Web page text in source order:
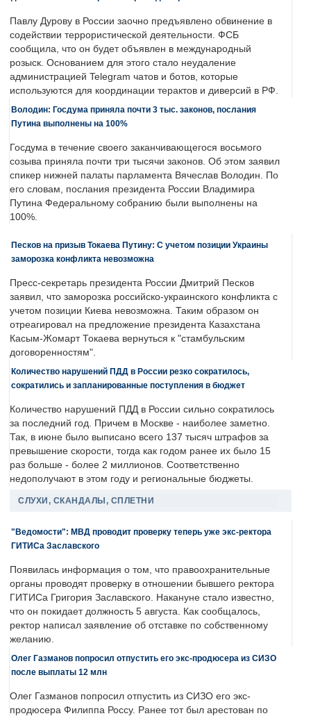
Павлу Дурову в России заочно предъявлено обвинение в
содействии террористической деятельности. ФСБ
сообщила, что он будет объявлен в международный
розыск. Основанием для этого стало неудаление
администрацией Telegram чатов и ботов, которые
используются для координации терактов и диверсий в РФ.
Володин: Госдума приняла почти 3 тыс. законов, послания
Путина выполнены на 100%
Госдума в течение своего заканчивающегося восьмого
созыва приняла почти три тысячи законов. Об этом заявил
спикер нижней палаты парламента Вячеслав Володин. По
его словам, послания президента России Владимира
Путина Федеральному собранию были выполнены на
100%.
Песков на призыв Токаева Путину: С учетом позиции Украины
заморозка конфликта невозможна
Пресс-секретарь президента России Дмитрий Песков
заявил, что заморозка российско-украинского конфликта с
учетом позиции Киева невозможна. Таким образом он
отреагировал на предложение президента Казахстана
Касым-Жомарт Токаева вернуться к "стамбульским
договоренностям".
Количество нарушений ПДД в России резко сократилось,
сократились и запланированные поступления в бюджет
Количество нарушений ПДД в России сильно сократилось
за последний год. Причем в Москве - наиболее заметно.
Так, в июне было выписано всего 137 тысяч штрафов за
превышение скорости, тогда как годом ранее их было 15
раз больше - более 2 миллионов. Соответственно
недополучают в этом году и региональные бюджеты.
СЛУХИ, СКАНДАЛЫ, СПЛЕТНИ
"Ведомости": МВД проводит проверку теперь уже экс-ректора
ГИТИСа Заславского
Появилась информация о том, что правоохранительные
органы проводят проверку в отношении бывшего ректора
ГИТИСа Григория Заславского. Накануне стало известно,
что он покидает должность 5 августа. Как сообщалось,
ректор написал заявление об отставке по собственному
желанию.
Олег Газманов попросил отпустить его экс-продюсера из СИЗО
после выплаты 12 млн
Олег Газманов попросил отпустить из СИЗО его экс-
продюсера Филиппа Россу. Ранее тот был арестован по